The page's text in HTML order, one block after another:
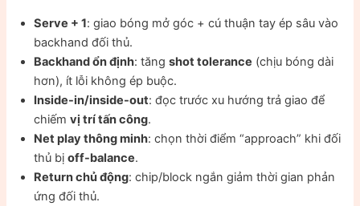
Serve + 1: giao bóng mở góc + cú thuận tay ép sâu vào
backhand đối thủ.
Backhand ổn định: tăngshot tolerance (chịu bóng dài
hơn), ít lỗi không ép buộc.
Inside-in/inside-out: đọc trước xu hướng trả giao để
chiếmvị trí tấn công.
Net play thông minh: chọn thời điểm “approach” khi đối
thủ bịoff-balance.
Return chủ động: chip/block ngắn giảm thời gian phản
ứng đối thủ.